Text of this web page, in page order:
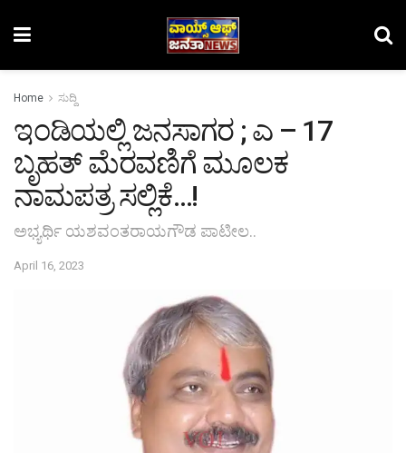
Home ಸುದ್ದಿ
ಇಂಡಿಯಲ್ಲಿ ಜನಸಾಗರ ; ಎ – 17
ಬೃಹತ್ ಮೆರವಣಿಗೆ ಮೂಲಕ
ನಾಮಪತ್ರ ಸಲ್ಲಿಕೆ…!
ಅಭ್ಯರ್ಥಿ ಯಶವಂತರಾಯಗೌಡ ಪಾಟೀಲ..
April 16, 2023